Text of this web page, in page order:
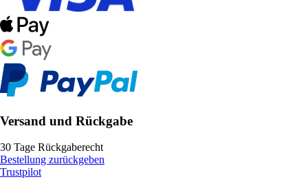
Versand und Rückgabe
30 Tage Rückgaberecht
Bestellung zurückgeben
Trustpilot